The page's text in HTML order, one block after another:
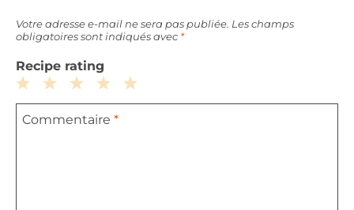
Votre adresse e-mail ne sera pas publiée. Les champs
obligatoires sont indiqués avec *
Recipe rating
5
4
Stars
3
Stars
2
Stars
1
Star
Commentaire *